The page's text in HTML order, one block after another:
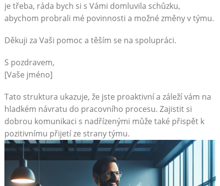
je ⁤třeba,⁢ ráda bych si s Vámi domluvila schůzku,
abychom probrali‌ mé⁣ povinnosti ‍a ⁢možné změny v týmu.
Děkuji za Vaši​ pomoc⁣ a⁤ těším se na spolupráci.
S pozdravem,
[Vaše jméno]
Tato struktura ukazuje, ​že jste proaktivní a záleží⁢ vám na
hladkém návratu do pracovního‌ procesu. Zajistit si
dobrou komunikaci s nadřízenými může také​ přispět ​k
‌pozitivnímu přijetí ze strany týmu.